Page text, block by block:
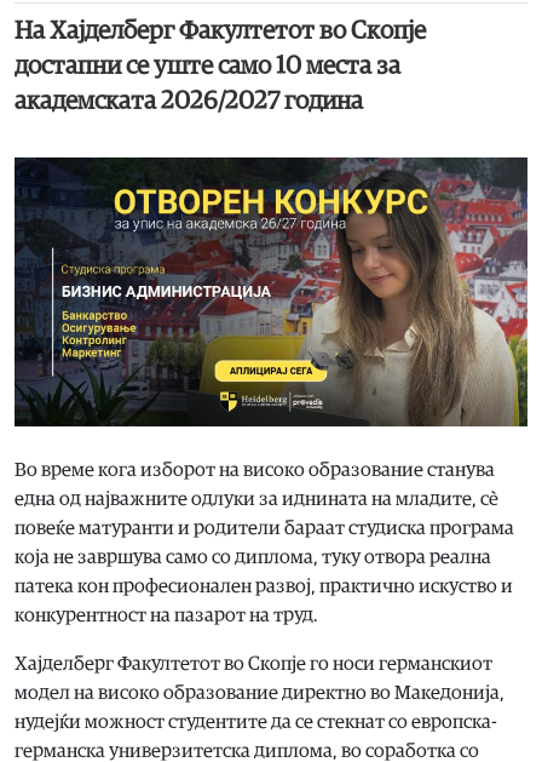
На Хајделберг Факултетот во Скопје
достапни се уште само 10 места за
академската 2026/2027 година
Во време кога изборот на високо образование станува
една од најважните одлуки за иднината на младите, сè
повеќе матуранти и родители бараат студиска програма
која не завршува само со диплома, туку отвора реална
патека кон професионален развој, практично искуство и
конкурентност на пазарот на труд.
Хајделберг Факултетот во Скопје го носи германскиот
модел на високо образование директно во Македонија,
нудејќи можност студентите да се стекнат со европска-
германска универзитетска диплома, во соработка со